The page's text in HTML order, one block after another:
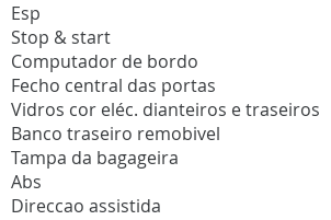
Esp
Stop & start
Computador de bordo
Fecho central das portas
Vidros cor eléc. dianteiros e traseiros
Banco traseiro remobivel
Tampa da bagageira
Abs
Direccao assistida